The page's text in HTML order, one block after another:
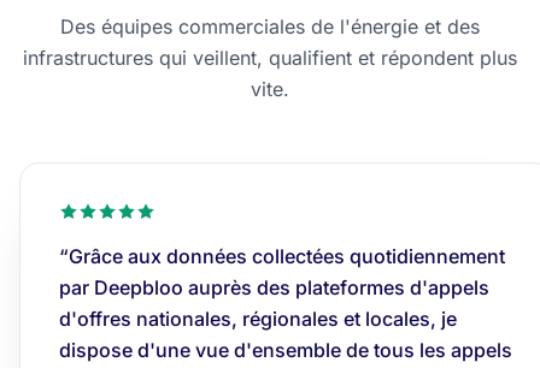
Des équipes commerciales de l'énergie et des
infrastructures qui veillent, qualifient et répondent plus
vite.
“Grâce aux données collectées quotidiennement
par Deepbloo auprès des plateformes d'appels
d'offres nationales, régionales et locales, je
dispose d'une vue d'ensemble de tous les appels